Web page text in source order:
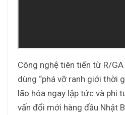
Công nghệ tiên tiến từ R/
dùng “phá vỡ ranh giới thời
lão hóa ngay lập tức và phi
vấn đổi mới hàng đầu Nhật